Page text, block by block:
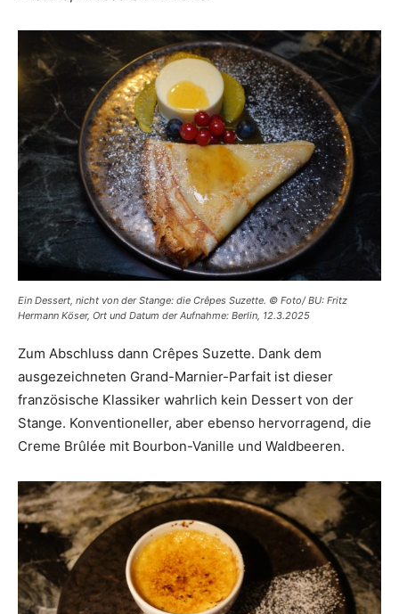
Ein Dessert, nicht von der Stange: die Crêpes Suzette. © Foto/ BU: Fritz
Hermann Köser, Ort und Datum der Aufnahme: Berlin, 12.3.2025
Zum Abschluss dann Crêpes Suzette. Dank dem
ausgezeichneten Grand-Marnier-Parfait ist dieser
französische Klassiker wahrlich kein Dessert von der
Stange. Konventioneller, aber ebenso hervorragend, die
Creme Brûlée mit Bourbon-Vanille und Waldbeeren.